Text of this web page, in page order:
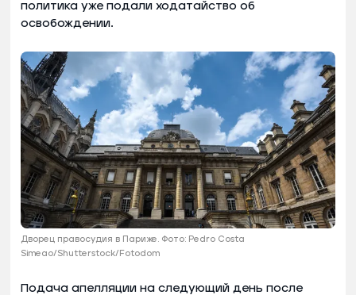
политика уже подали ходатайство об
освобождении.
Дворец правосудия в Париже. Фото: Pedro Costa
Simeao/Shutterstock/Fotodom
Подача апелляции на следующий день после